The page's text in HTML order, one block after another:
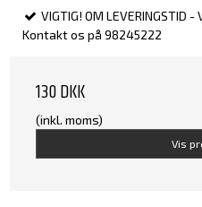
VIGTIG! OM LEVERINGSTID -
Kontakt os på 98245222
130 DKK
(inkl. moms)
Vis